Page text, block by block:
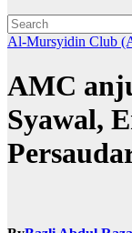
Al-Mursyidin Club
AMC
Syawal,